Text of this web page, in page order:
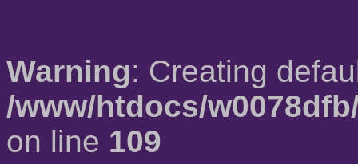
Warning: Creating
/www/htdocs/
on line 109